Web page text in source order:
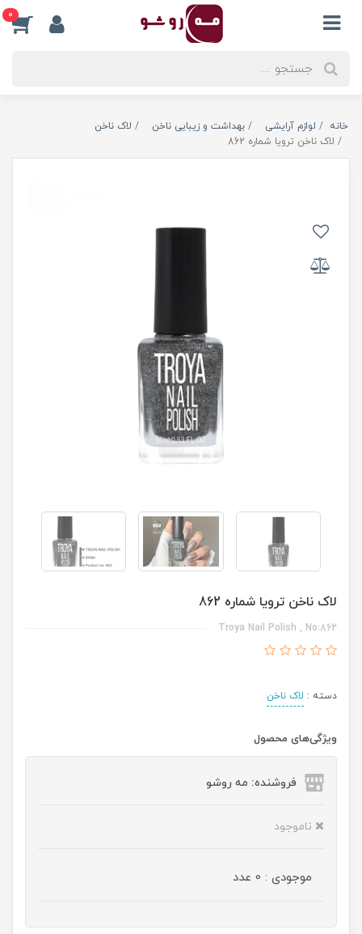
0
خانه لوازم آرایشی بهداشت و زیبایی ناخن
لاک ناخن
لاک ناخن ترویا شماره 862
لاک ناخن ترویا شماره 862
Troya Nail Polish , No:862
دسته : لاک ناخن
ویژگی‌های محصول
فروشنده: مه رو‌شو
ناموجود
موجودی : 0 عدد